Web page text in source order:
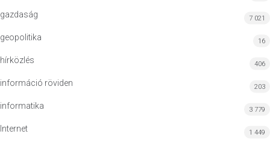
gazdaság 7 021
geopolitika 16
hírközlés 406
információ röviden 203
informatika 3 779
Internet 1 449